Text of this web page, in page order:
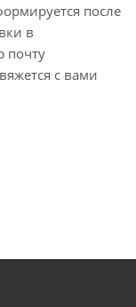
после
в
почту
с вами